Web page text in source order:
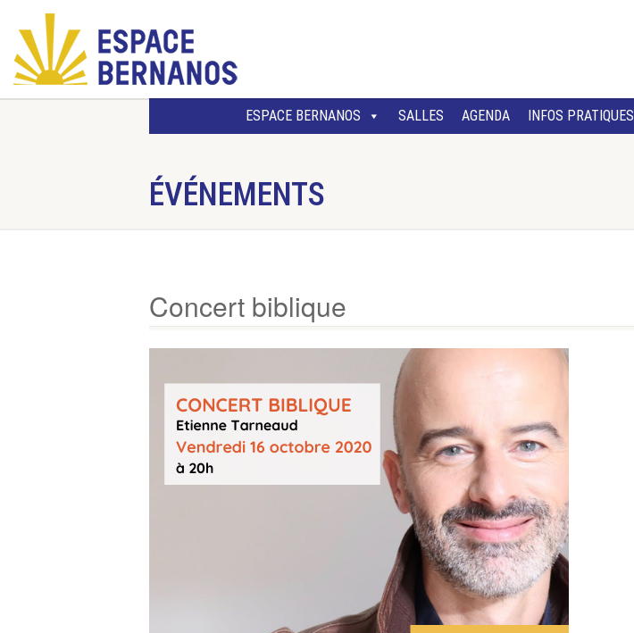
ESPACE BERNANOS SALLES AGENDA INFOS PRATIQUES
ÉVÉNEMENTS
Concert biblique